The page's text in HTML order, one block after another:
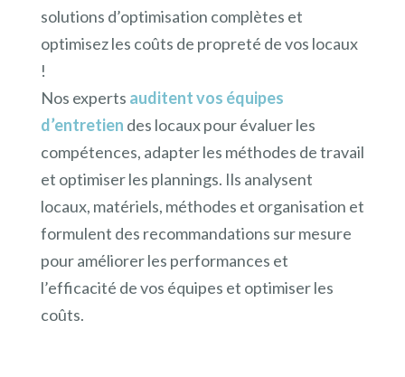
solutions d’optimisation complètes et
optimisez les coûts de propreté de vos locaux
!
Nos experts auditent vos équipes
d’entretien des locaux pour évaluer les
compétences, adapter les méthodes de travail
et optimiser les plannings. Ils analysent
locaux, matériels, méthodes et organisation et
formulent des recommandations sur mesure
pour améliorer les performances et
l’efficacité de vos équipes et optimiser les
coûts.